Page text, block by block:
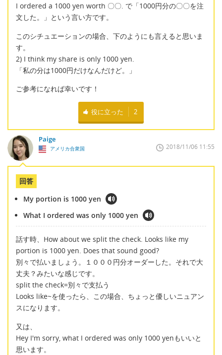
I ordered a 1000 yen worth 〇〇. で「1000円分の〇〇を注
文した。」という言い方です。
このシチュエーションの場合、下のようにも言えると思いま
す。
2) I think my share is only 1000 yen.
「私の分は1000円だけなんだけど。」
ご参考になれば幸いです！
役に立った 2
Paige
アメリカ合衆国 2018/11/06 11:55
回答
My portion is 1000 yen
What I ordered was only 1000 yen
話す時、How about we split the check. Looks like my
portion is 1000 yen. Does that sound good?
別々で払いましょう。１０００円分オーダーした。それで大
丈夫？みたいな感じです。
split the check=別々で支払う
Looks like~を使ったら、この場合、ちょっと優しいニュアン
スになります。
又は、
Hey I'm sorry, what I ordered was only 1000 yenもいいと
思います。